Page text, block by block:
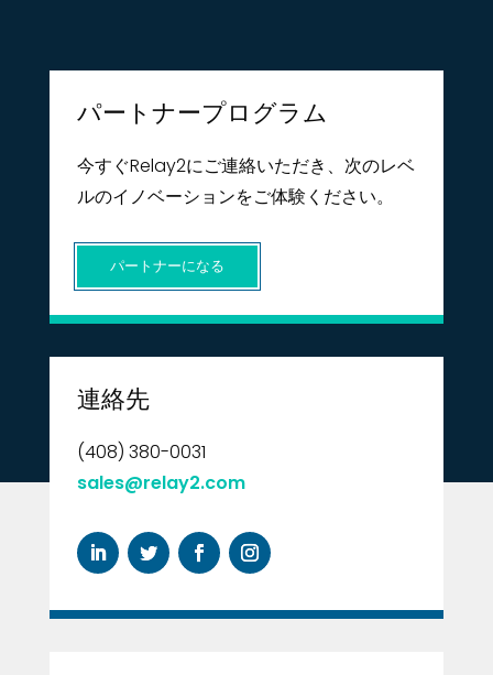
パートナープログラム
今すぐRelay2にご連絡いただき、次のレベ
ルのイノベーションをご体験ください。
パートナーになる
連絡先
(408) 380-0031
sales@relay2.com